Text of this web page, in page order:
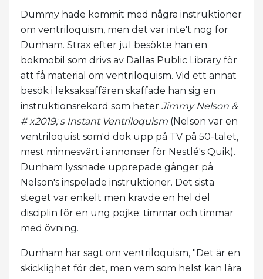
Dummy hade kommit med några instruktioner
om ventriloquism, men det var inte't nog för
Dunham. Strax efter jul besökte han en
bokmobil som drivs av Dallas Public Library för
att få material om ventriloquism. Vid ett annat
besök i leksaksaffären skaffade han sig en
instruktionsrekord som heter Jimmy Nelson &
# x2019; s Instant Ventriloquism (Nelson var en
ventriloquist som'd dök upp på TV på 50-talet,
mest minnesvärt i annonser för Nestlé's Quik).
Dunham lyssnade upprepade gånger på
Nelson's inspelade instruktioner. Det sista
steget var enkelt men krävde en hel del
disciplin för en ung pojke: timmar och timmar
med övning.
Dunham har sagt om ventriloquism, "Det är en
skicklighet för det, men vem som helst kan lära